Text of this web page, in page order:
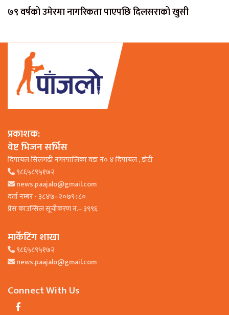
७९ वर्षको उमेरमा नागरिकता पाएपछि दिलसराको खुसी
प्रकाशक:
वेष्ट भिजन सर्भिस
दिपायल सिलगढी नगरपालिका वडा न० ४ दिपायल , डाेटी
९८६५८९५१७२
news.paajalo@gmail.com
दर्ता नम्बर - ३८४७–२०७९÷८०
प्रेस काउन्सिल सूचीकरण नं.– ३९९६
मार्केटिंग शाखा
९८६५८९५१७२
news.paajalo@gmail.com
Connect With Us